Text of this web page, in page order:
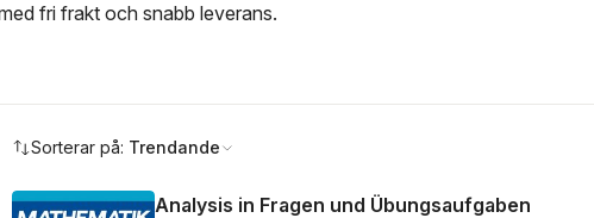
fri frakt och snabb leverans.
Sorterar på: Trendande
Analysis in Fragen und Übungsaufgaben